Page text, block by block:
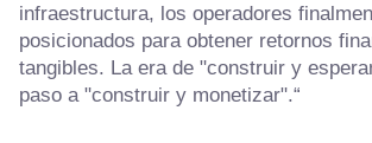
infraestructura, los operadores
posicionados para obtener retornos
tangibles. La era de "construir y
paso a "construir y monetizar".“